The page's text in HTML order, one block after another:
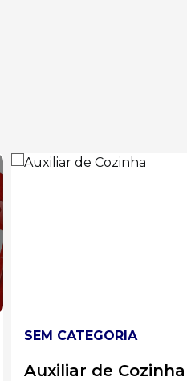
SEM CATEGORIA
Líder de Solda